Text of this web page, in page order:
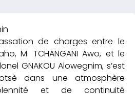
de charges entre le
M. TCHANGANI Awo, et le
GNAKOU Alowegnim, s’est
dans une atmosphère
et de continuité